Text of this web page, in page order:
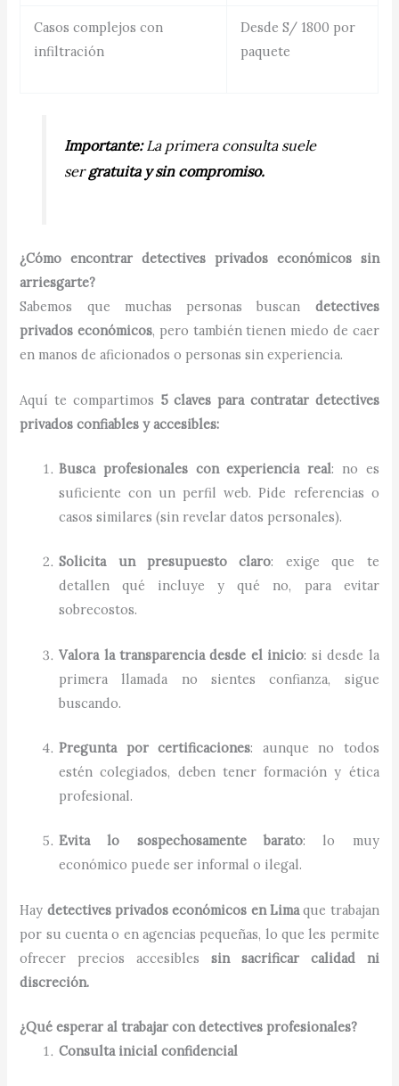
Casos complejos con
infiltración
Desde S/ 1800 por
paquete
Importante:La primera consulta suele
sergratuita y sin compromiso.
¿Cómo encontrar detectives privados económicos sin
arriesgarte?
Sabemos que muchas personas buscan detectives
privados económicos, pero también tienen miedo de caer
en manos de aficionados o personas sin experiencia.
Aquí te compartimos 5 claves para contratar detectives
privados confiables y accesibles:
Busca profesionales con experiencia real: no es
suficiente con un perfil web. Pide referencias o
casos similares (sin revelar datos personales).
Solicita un presupuesto claro: exige que te
detallen qué incluye y qué no, para evitar
sobrecostos.
Valora la transparencia desde el inicio: si desde la
primera llamada no sientes confianza, sigue
buscando.
Pregunta por certificaciones: aunque no todos
estén colegiados, deben tener formación y ética
profesional.
Evita lo sospechosamente barato: lo muy
económico puede ser informal o ilegal.
Hay detectives privados económicos en Limaque trabajan
por su cuenta o en agencias pequeñas, lo que les permite
ofrecer precios accesibles sin sacrificar calidad ni
discreción.
¿Qué esperar al trabajar con detectives profesionales?
Consulta inicial confidencial